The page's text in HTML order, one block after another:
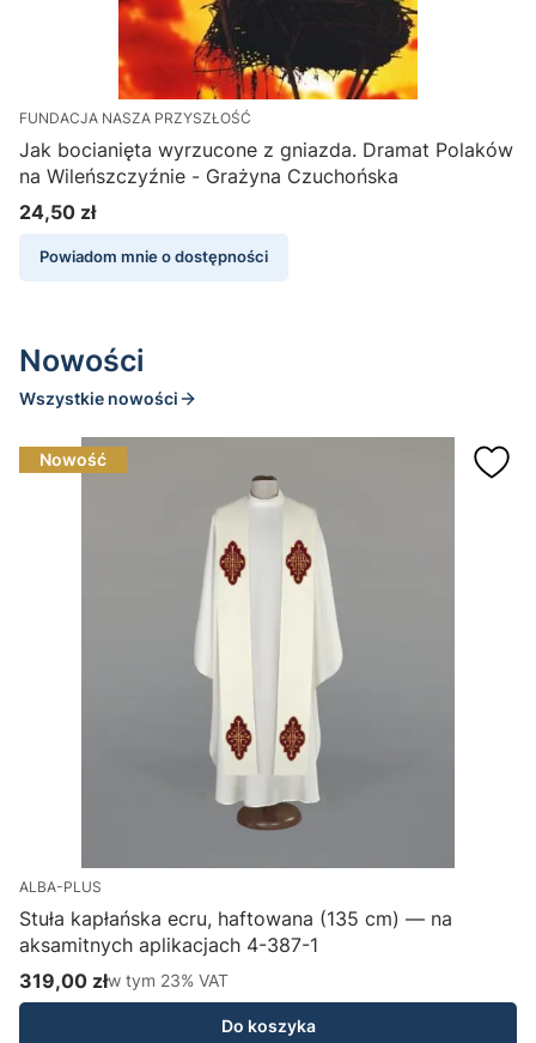
FUNDACJA NASZA PRZYSZŁOŚĆ
Jak bocianięta wyrzucone z gniazda. Dramat Polaków
na Wileńszczyźnie - Grażyna Czuchońska
Cena
24,50 zł
Powiadom mnie o dostępności
Nowości
Wszystkie nowości
Nowość
ALBA-PLUS
Stuła kapłańska ecru, haftowana (135 cm) — na
aksamitnych aplikacjach 4-387-1
Cena brutto
319,00 złw tym %s VAT
w tym 23% VAT
Do koszyka